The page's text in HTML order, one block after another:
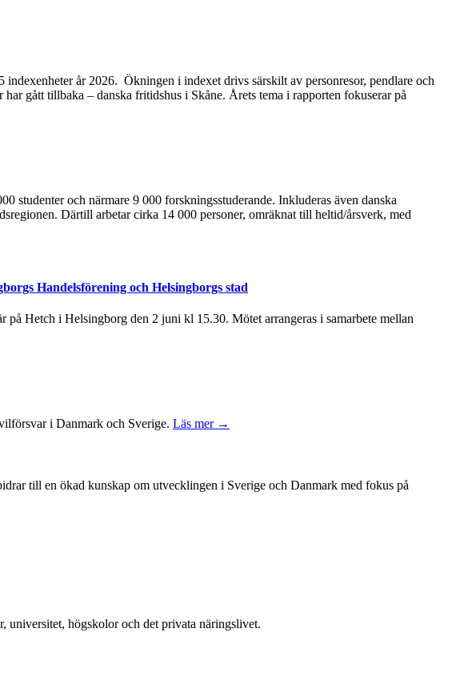
år 2026. Ökningen i indexet drivs särskilt av personresor, pendlare och
gått tillbaka – danska fritidshus i Skåne. Årets tema i rapporten fokuserar på
studenter och närmare 9 000 forskningsstuderande. Inkluderas även danska
Därtill arbetar cirka 14 000 personer, omräknat till heltid/årsverk, med
Handelsförening och Helsingborgs stad
Hetch i Helsingborg den 2 juni kl 15.30. Mötet arrangeras i samarbete mellan
i Danmark och Sverige. Läs mer →
till en ökad kunskap om utvecklingen i Sverige och Danmark med fokus på
universitet, högskolor och det privata näringslivet.